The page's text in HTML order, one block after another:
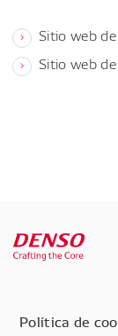
Sitio web
Sitio web
Política de